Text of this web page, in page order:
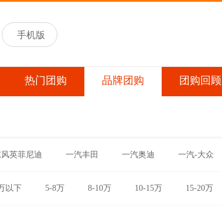
手机版
热门团购 品牌团购 团购回顾
风英菲尼迪 一汽丰田 一汽奥迪 一汽-大众
以下 5-8万 8-10万 10-15万 15-20万